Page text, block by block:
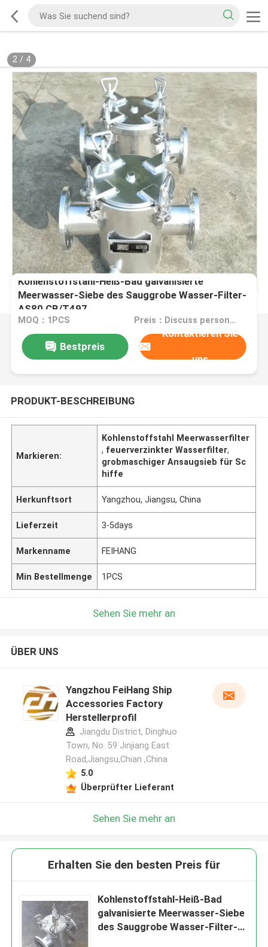
2/ 4
Kohlenstoffstahl-Heiß-Bad galvanisierte
Meerwasser-Siebe des Sauggrobe Wasser-Filter-
AS80 CB/T497
MOQ：1PCS Preis：Discuss personally
Bestpreis
Kontaktieren Sie
uns
PRODUKT-BESCHREIBUNG
Markieren:
Kohlenstoffstahl Meerwasserfilter
, feuerverzinkter Wasserfilter,
grobmaschiger Ansaugsieb für Sc
hiffe
Herkunftsort Yangzhou, Jiangsu, China
Lieferzeit 3-5days
Markenname FEIHANG
Min Bestellmenge 1PCS
Sehen Sie mehr an
ÜBER UNS
Yangzhou FeiHang Ship
Accessories Factory
Herstellerprofil
Jiangdu District, Dinghuo
Town, No. 59 Jinjiang East
Road,Jiangsu,Chian ,China
5.0
Überprüfter Lieferant
Sehen Sie mehr an
Erhalten Sie den besten Preis für
Kohlenstoffstahl-Heiß-Bad
galvanisierte Meerwasser-Siebe
des Sauggrobe Wasser-Filter-